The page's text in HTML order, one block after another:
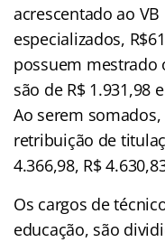
acrescentado ao VB
especializados,
possuem mestrado
são de R$ 1.931,98
Ao serem
retribuição de
4.366,98, R$
Os cargos de
educação, são